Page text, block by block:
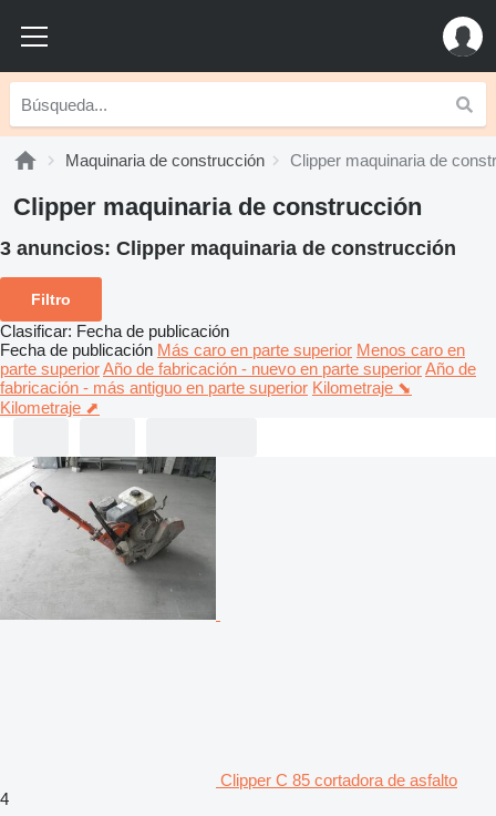
Maquinaria de construcción Clipper maquinaria de
Clipper maquinaria de construcción
3 anuncios: Clipper maquinaria de construcción
Filtro
Clasificar: Fecha de publicación
Fecha de publicación Más caro en parte superior Menos caro en
parte superiorAño de fabricación - nuevo en parte superiorAño de
fabricación - más antiguo en parte superior Kilometraje ⬊
Kilometraje ⬈
Clipper C 85 cortadora de asfalto
4